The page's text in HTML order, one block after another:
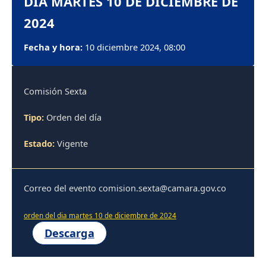
2024
Fecha y hora: 10 diciembre 2024, 08:00
Comisión Sexta
Tipo: Orden del día
Estado: Vigente
Correo del evento comision.sexta@camara.gov.co
orden del dia martes 10 de diciembre de 2024
Descarga